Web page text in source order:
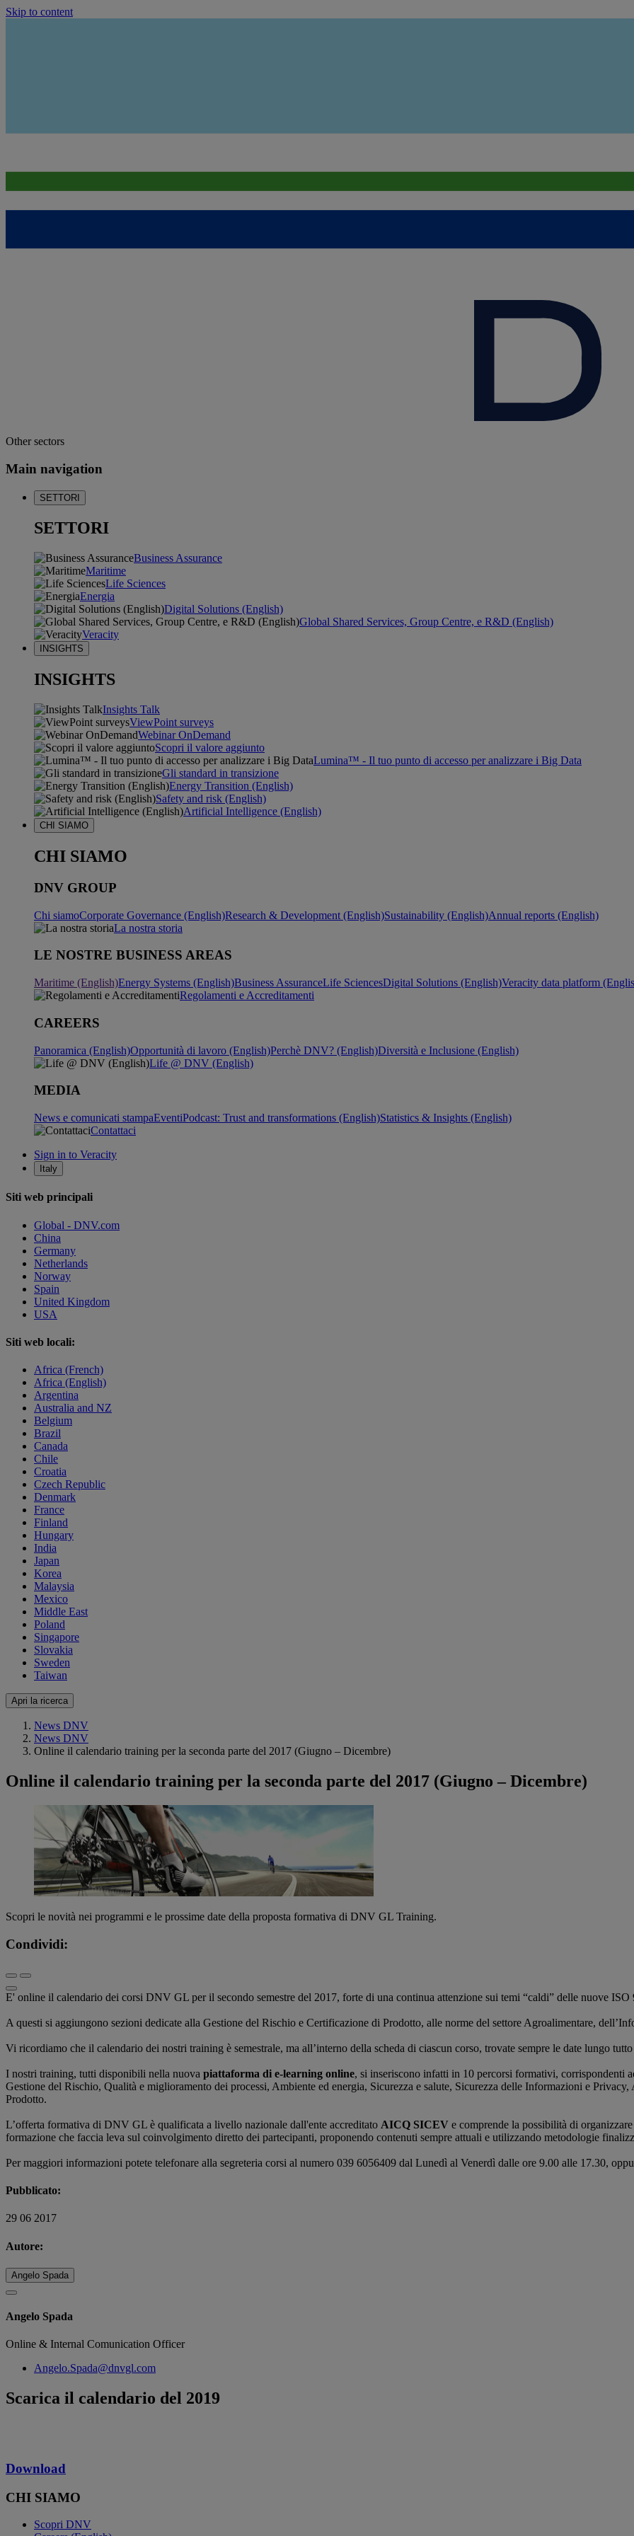
Skip to content
Other sectors
Main navigation
SETTORI
SETTORI
Business Assurance
Maritime
Life Sciences
Energia
Digital Solutions (English)
Global Shared Services, Group Centre, e R&D (English)
Veracity
INSIGHTS
INSIGHTS
Insights Talk
ViewPoint surveys
Webinar OnDemand
Scopri il valore aggiunto
Lumina™ - Il tuo punto di accesso per analizzare i Big Data
Gli standard in transizione
Energy Transition (English)
Safety and risk (English)
Artificial Intelligence (English)
CHI SIAMO
CHI SIAMO
DNV GROUP
Chi siamoCorporate Governance (English)Research & Development (English)Sustainability (English)Annual reports (English)
La nostra storia
LE NOSTRE BUSINESS AREAS
Maritime (English)Energy Systems (English)Business AssuranceLife SciencesDigital Solutions (English)Veracity data platform
Regolamenti e Accreditamenti
CAREERS
Panoramica (English)Opportunità di lavoro (English)Perchè DNV? (English)Diversità e Inclusione (English)
Life @ DNV (English)
MEDIA
News e comunicati stampaEventiPodcast: Trust and transformations (English)Statistics & Insights (English)
Contattaci
Sign in to Veracity
Italy
Siti web principali
Global - DNV.com
China
Germany
Netherlands
Norway
Spain
United Kingdom
USA
Siti web locali:
Africa (French)
Africa (English)
Argentina
Australia and NZ
Belgium
Brazil
Canada
Chile
Croatia
Czech Republic
Denmark
France
Finland
Hungary
India
Japan
Korea
Malaysia
Mexico
Middle East
Poland
Singapore
Slovakia
Sweden
Taiwan
Apri la ricerca
News DNV
News DNV
Online il calendario training per la seconda parte del 2017 (Giugno – Dicembre)
Online il calendario training per la seconda parte del 2017 (Giugno – Dicembre)
Scopri le novità nei programmi e le prossime date della proposta formativa di DNV GL Training.
Condividi:
E' online il calendario dei corsi DNV GL per il secondo semestre del 2017, forte di una continua attenzione sui temi “caldi” delle nuove
A questi si aggiungono sezioni dedicate alla Gestione del Rischio e Certificazione di Prodotto, alle norme del settore Agroalimentare,
Vi ricordiamo che il calendario dei nostri training è semestrale, ma all’interno della scheda di ciascun corso, trovate sempre le date lungo
I nostri training, tutti disponibili nella nuova piattaforma di e-learning online, si inseriscono infatti in 10 percorsi formativi, corrispondenti
Gestione del Rischio, Qualità e miglioramento dei processi, Ambiente ed energia, Sicurezza e salute, Sicurezza delle Informazioni e
Prodotto.
L’offerta formativa di DNV GL è qualificata a livello nazionale dall'ente accreditato AICQ SICEV e comprende la possibilità di
formazione che faccia leva sul coinvolgimento diretto dei partecipanti, proponendo contenuti sempre attuali e utilizzando metodologie
Per maggiori informazioni potete telefonare alla segreteria corsi al numero 039 6056409 dal Lunedì al Venerdì dalle ore 9.00 alle 17.30,
Pubblicato:
29 06 2017
Autore:
Angelo Spada
Angelo Spada
Online & Internal Comunication Officer
Angelo.Spada@dnvgl.com
Scarica il calendario del 2019
Download
CHI SIAMO
Scopri DNV